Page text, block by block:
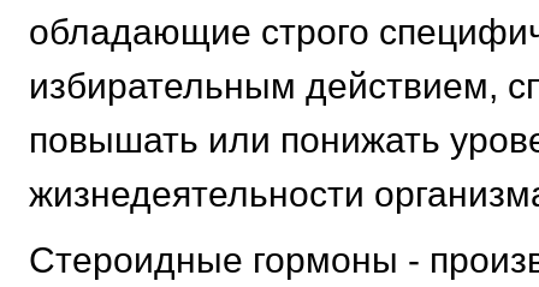
обладающие строго
избирательным действием,
повышать или понижать
жизнедеятельности
Стероидные гормоны -